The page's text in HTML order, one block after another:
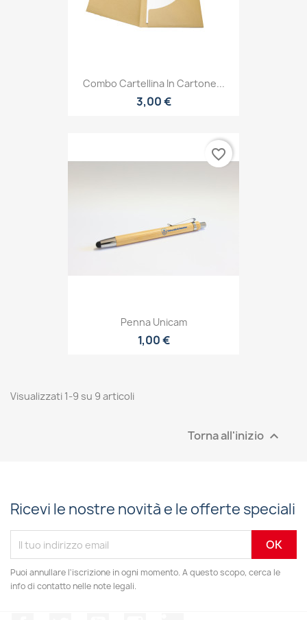
Combo Cartellina In Cartone...
3,00 €
Penna Unicam
1,00 €
favorite_border
Visualizzati 1-9 su 9 articoli
Torna all'inizio 
Ricevi le nostre novità e le offerte speciali
Puoi annullare l'iscrizione in ogni momento. A questo scopo, cerca le
info di contatto nelle note legali.